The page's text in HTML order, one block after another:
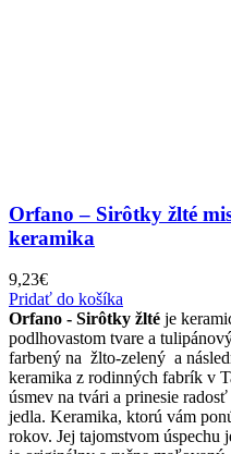
Orfano – Sirôtky žlté
keramika
9,23€
Pridať do košíka
Orfano - Sirôtky žlté je
podlhovastom tvare a
farbený na žlto-zelený a
keramika z rodinných fabrík v
úsmev na tvári a prinesie
jedla. Keramika, ktorú vám
rokov. Jej tajomstvom úspechu